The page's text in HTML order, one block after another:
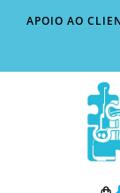
APOIO AO